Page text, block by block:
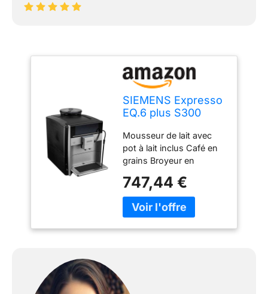
SIEMENS Expresso
EQ.6 plus S300
lait TE653M11RW
Mousseur de lait avec
pot à lait inclus Café en
grains Broyeur en
percolation amovible
Sélection intuitive des
boissons et des
747,44 €